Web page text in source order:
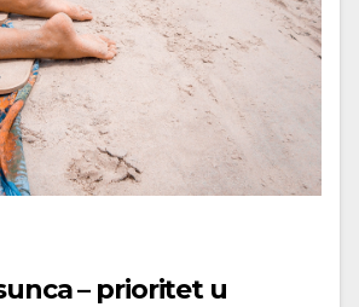
– prioritet u